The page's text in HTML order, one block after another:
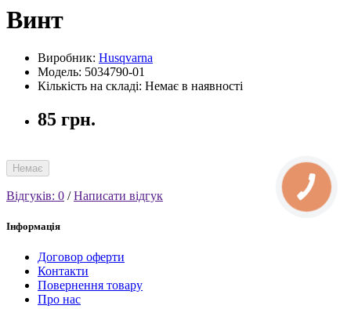
Винт
Виробник: Husqvarna
Модель: 5034790-01
Кількість на складі: Немає в наявності
85 грн.
Немає
Відгуків: 0 /Написати відгук
Інформація
Договор оферти
Контакти
Повернення товару
Про нас